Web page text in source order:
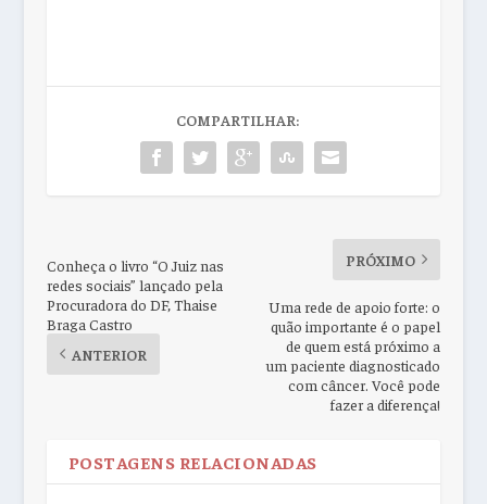
COMPARTILHAR:
Conheça o livro “O Juiz nas
redes sociais” lançado pela
Procuradora do DF, Thaise
Braga Castro
ANTERIOR
PRÓXIMO
Uma rede de apoio forte: o
quão importante é o papel
de quem está próximo a
um paciente diagnosticado
com câncer. Você pode
fazer a diferença!
POSTAGENS RELACIONADAS